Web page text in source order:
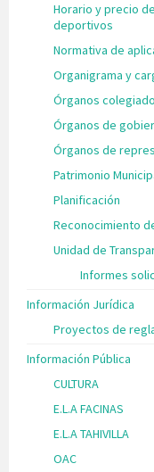
Horario y precio
deportivos
Normativa de
Organigrama y
Órganos
Órganos de
Órganos de
Patrimonio
Planificación
Reconocimiento
Unidad de
Informes
Información Jurídica
Proyectos de
Información Pública
CULTURA
E.L.A FACINAS
E.L.A TAHIVILLA
OAC